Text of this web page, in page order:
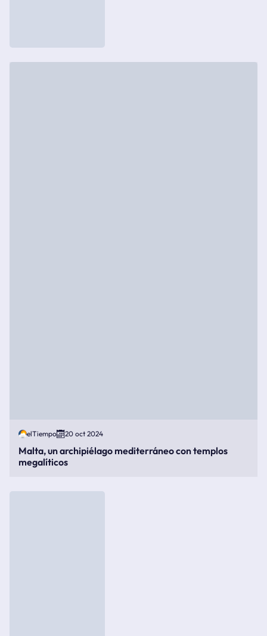
elTiempo 20 oct 2024
Malta, un archipiélago mediterráneo con templos
megalíticos